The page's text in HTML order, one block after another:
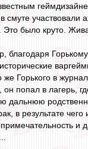
участвовали
было круто.
благодаря
Горького в
попал в лагерь,
дальнюю
в результате
и